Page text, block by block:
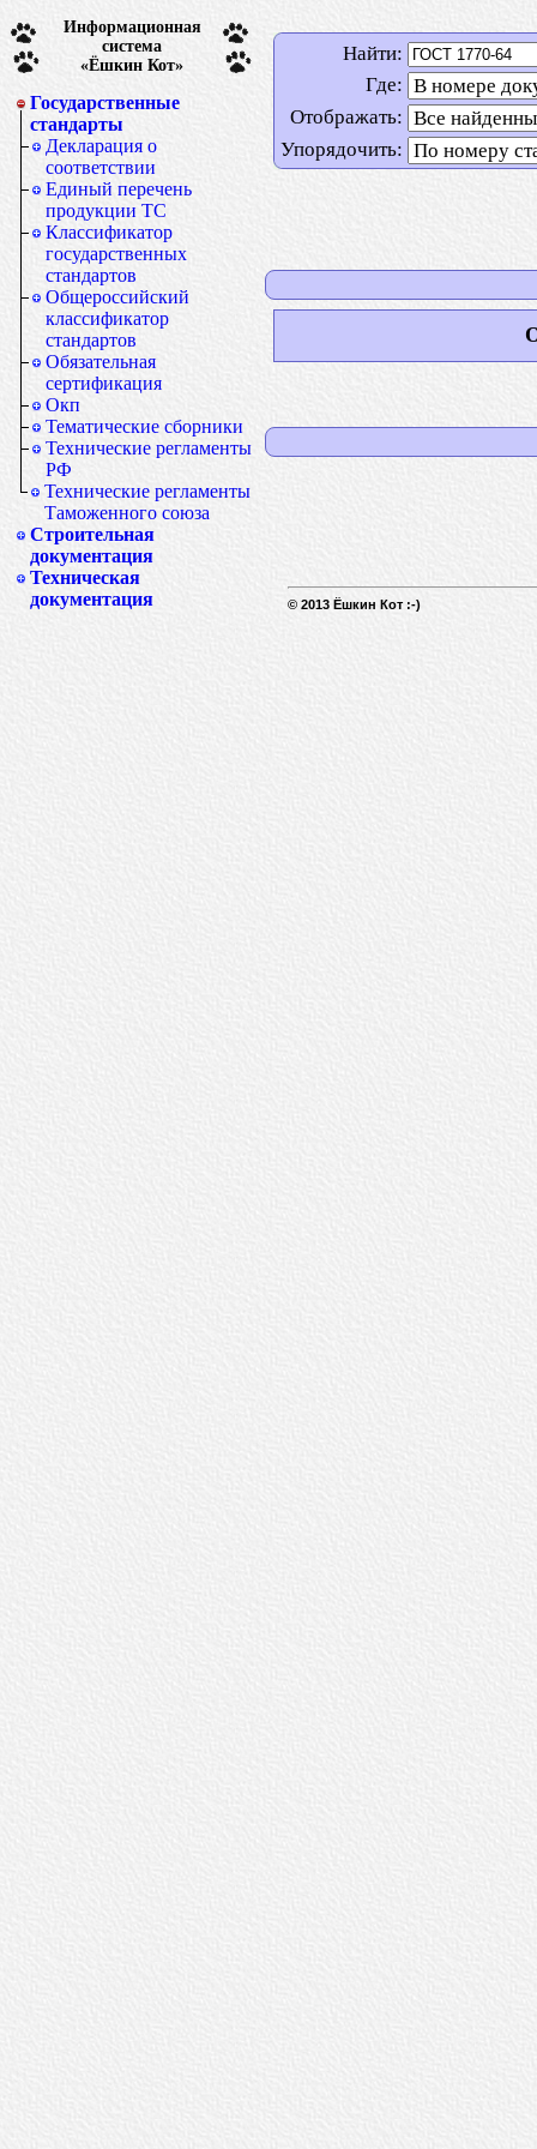
Информационная
система
«Ёшкин Кот»
Государственные
стандарты
Декларация о
соответствии
Единый перечень
продукции ТС
Классификатор
государственных
стандартов
Общероссийский
классификатор
стандартов
Обязательная
сертификация
Окп
Тематические сборники
Технические регламенты
РФ
Технические регламенты
Таможенного союза
Строительная
документация
Техническая
документация
Найти:
Где:
Отображать:
Упорядочить:
© 2013 Ёшкин Кот :-)